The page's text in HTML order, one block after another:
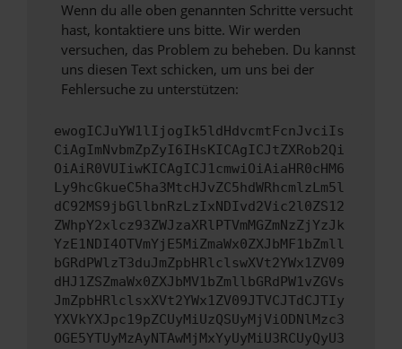
Wenn du alle oben genannten Schritte versucht
hast, kontaktiere uns bitte. Wir werden
versuchen, das Problem zu beheben. Du kannst
uns diesen Text schicken, um uns bei der
Fehlersuche zu unterstützen:
ewogICJuYW1lIjogIk5ldHdvcmtFcnJvciIs
CiAgImNvbmZpZyI6IHsKICAgICJtZXRob2Qi
OiAiR0VUIiwKICAgICJ1cmwiOiAiaHR0cHM6
Ly9hcGkueC5ha3MtcHJvZC5hdWRhcmlzLm5l
dC92MS9jbGllbnRzLzIxNDIvd2Vic2l0ZS12
ZWhpY2xlcz93ZWJzaXRlPTVmMGZmNzZjYzJk
YzE1NDI4OTVmYjE5MiZmaWx0ZXJbMF1bZmll
bGRdPWlzT3duJmZpbHRlclswXVt2YWx1ZV09
dHJ1ZSZmaWx0ZXJbMV1bZmllbGRdPW1vZGVs
JmZpbHRlclsxXVt2YWx1ZV09JTVCJTdCJTIy
YXVkYXJpc19pZCUyMiUzQSUyMjViODNlMzc3
OGE5YTUyMzAyNTAwMjMxYyUyMiU3RCUyQyU3